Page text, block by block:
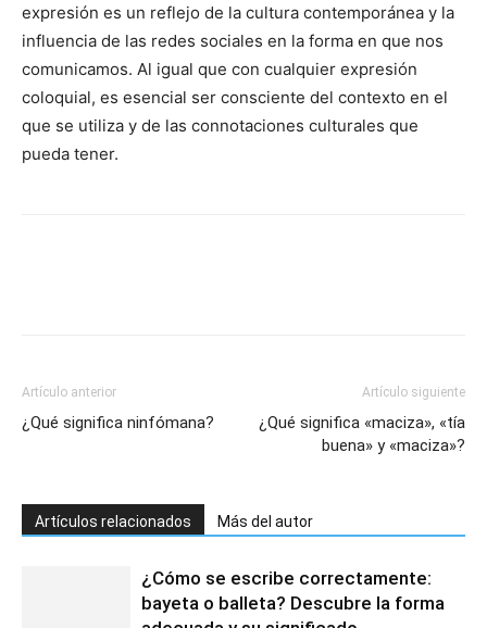
expresión es un reflejo de la cultura contemporánea y la
influencia de las redes sociales en la forma en que nos
comunicamos. Al igual que con cualquier expresión
coloquial, es esencial ser consciente del contexto en el
que se utiliza y de las connotaciones culturales que
pueda tener.
Artículo anterior
¿Qué significa ninfómana?
Artículo siguiente
¿Qué significa «maciza», «tía
buena» y «maciza»?
Artículos relacionados Más del autor
¿Cómo se escribe correctamente:
bayeta o balleta? Descubre la forma